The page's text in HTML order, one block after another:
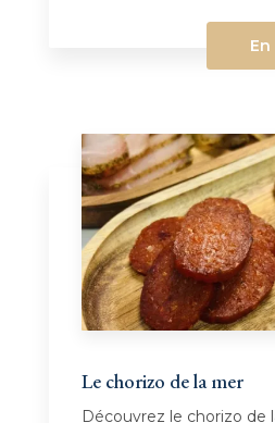
Le chorizo de la mer
Découvrez le chorizo de